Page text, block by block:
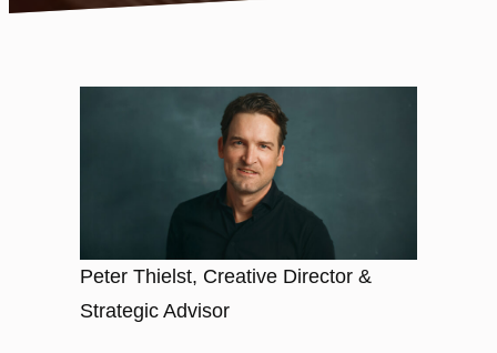
Peter Thielst, Creative Director &
Strategic Advisor